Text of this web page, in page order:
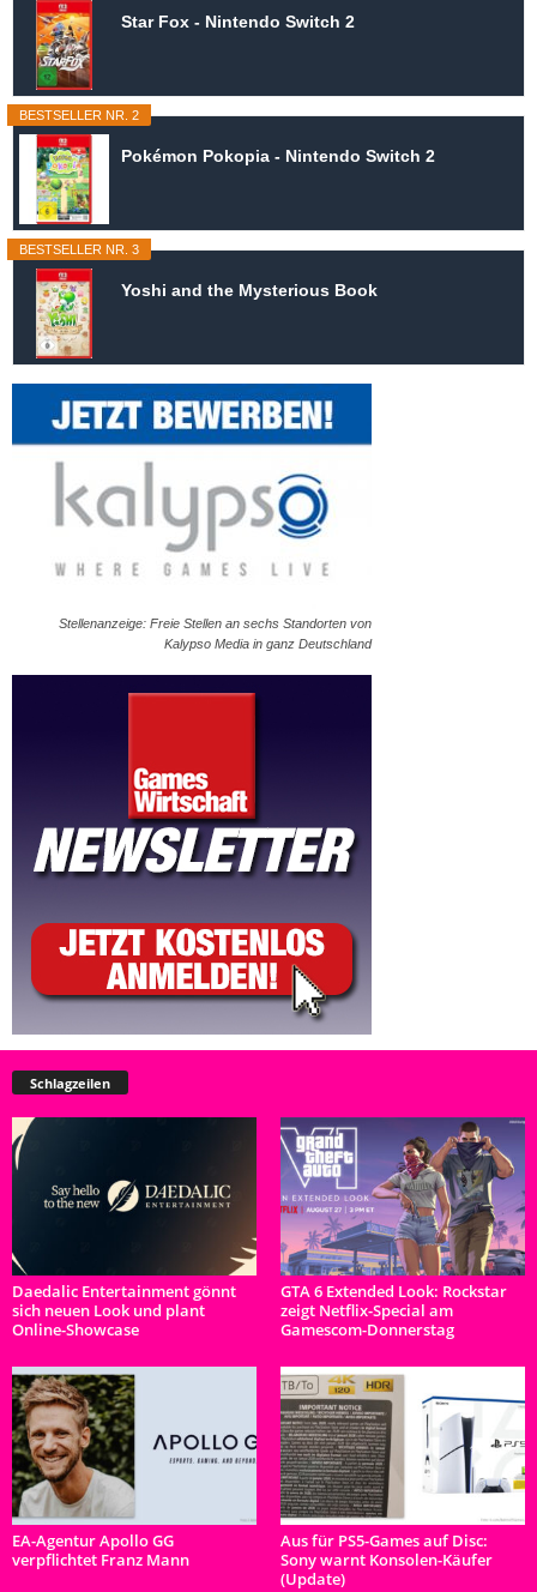
Star Fox - Nintendo Switch 2
BESTSELLER NR. 2
Pokémon Pokopia - Nintendo Switch 2
BESTSELLER NR. 3
Yoshi and the Mysterious Book
Stellenanzeige: Freie Stellen an sechs Standorten von
Kalypso Media in ganz Deutschland
Schlagzeilen
Daedalic Entertainment gönnt
sich neuen Look und plant
Online-Showcase
GTA 6 Extended Look: Rockstar
zeigt Netflix-Special am
Gamescom-Donnerstag
EA-Agentur Apollo GG
verpflichtet Franz Mann
Aus für PS5-Games auf Disc:
Sony warnt Konsolen-Käufer
(Update)